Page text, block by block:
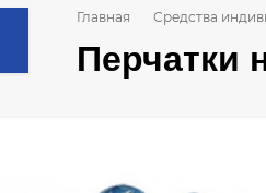
Главная Средства
Перчатки